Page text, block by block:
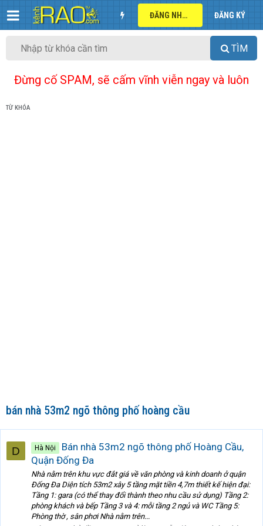
ĐĂNG NHẬP ĐĂNG KÝ
TÌM
Đừng cố SPAM, sẽ cấm vĩnh viễn ngay và luôn
TỪ KHÓA
bán nhà 53m2 ngõ thông phố hoàng cầu
D Hà Nội
Bán nhà 53m2 ngõ thông phố Hoàng Cầu,
Quận Đống Đa
Nhà nằm trên khu vực đắt giá về văn phòng và kinh doanh ở quận
Đống Đa Diện tích 53m2 xây 5 tầng mặt tiền 4,7m thiết kế hiện đại:
Tầng 1: gara (có thể thay đổi thành theo nhu cầu sử dụng) Tầng 2:
phòng khách và bếp Tầng 3 và 4: mỗi tầng 2 ngủ và WC Tầng 5:
Phòng thờ , sân phơi Nhà nằm trên...